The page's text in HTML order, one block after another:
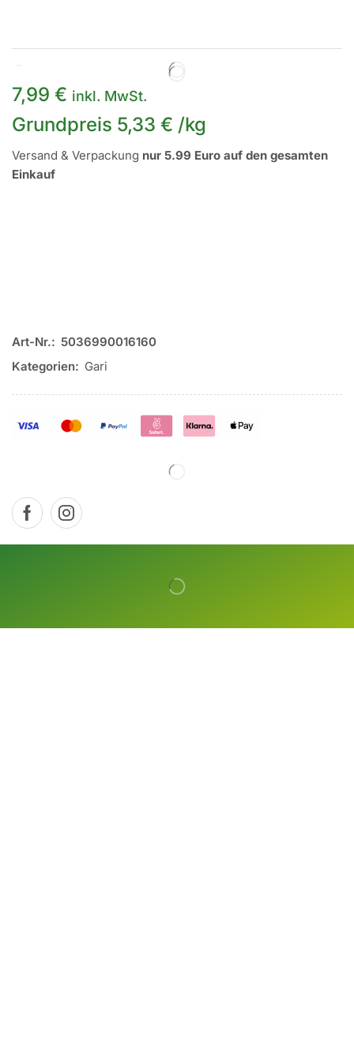
7,99 € inkl. MwSt.
Grundpreis 5,33 € /kg
Versand & Verpackung nur 5.99 Euro auf den gesamten
Einkauf
Art-Nr.: 5036990016160
Kategorien: Gari